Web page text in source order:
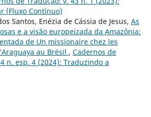
(Fluxo Contínuo)
Santos, Enézia de Cássia de Jesus, As
e a visão europeizada da Amazônia:
de Un missionaire chez les
au Brésil , Cadernos de
n. esp. 4 (2024): Traduzindo a